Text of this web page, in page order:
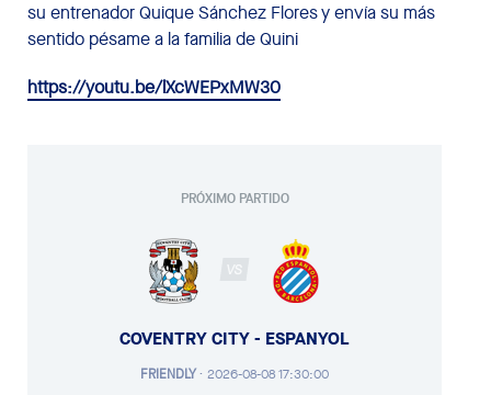
su entrenador Quique Sánchez Flores y envía su más
sentido pésame a la familia de Quini
https://youtu.be/lXcWEPxMW30
PRÓXIMO PARTIDO
VS
COVENTRY CITY - ESPANYOL
FRIENDLY· 2026-08-08 17:30:00